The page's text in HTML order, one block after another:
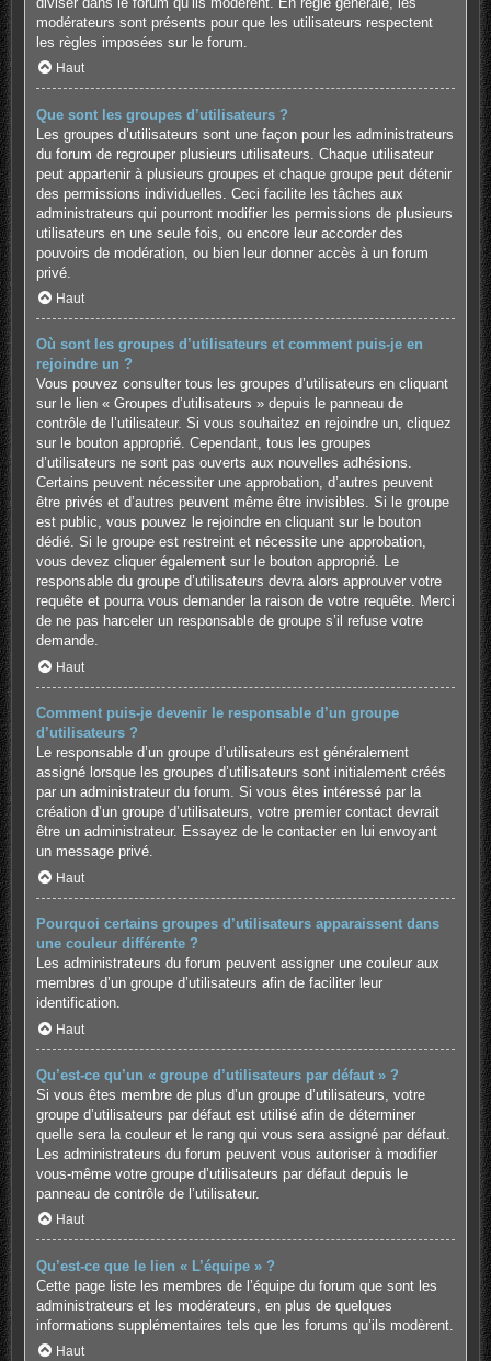
modérateurs sont présents pour que les utilisateurs respectent
les règles imposées sur le forum.
Haut
Que sont les groupes d’utilisateurs ?
Les groupes d’utilisateurs sont une façon pour les administrateurs
du forum de regrouper plusieurs utilisateurs. Chaque utilisateur
peut appartenir à plusieurs groupes et chaque groupe peut détenir
des permissions individuelles. Ceci facilite les tâches aux
administrateurs qui pourront modifier les permissions de plusieurs
utilisateurs en une seule fois, ou encore leur accorder des
pouvoirs de modération, ou bien leur donner accès à un forum
privé.
Haut
Où sont les groupes d’utilisateurs et comment puis-je en
rejoindre un ?
Vous pouvez consulter tous les groupes d’utilisateurs en cliquant
sur le lien « Groupes d’utilisateurs » depuis le panneau de
contrôle de l’utilisateur. Si vous souhaitez en rejoindre un, cliquez
sur le bouton approprié. Cependant, tous les groupes
d’utilisateurs ne sont pas ouverts aux nouvelles adhésions.
Certains peuvent nécessiter une approbation, d’autres peuvent
être privés et d’autres peuvent même être invisibles. Si le groupe
est public, vous pouvez le rejoindre en cliquant sur le bouton
dédié. Si le groupe est restreint et nécessite une approbation,
vous devez cliquer également sur le bouton approprié. Le
responsable du groupe d’utilisateurs devra alors approuver votre
requête et pourra vous demander la raison de votre requête. Merci
de ne pas harceler un responsable de groupe s’il refuse votre
demande.
Haut
Comment puis-je devenir le responsable d’un groupe
d’utilisateurs ?
Le responsable d’un groupe d’utilisateurs est généralement
assigné lorsque les groupes d’utilisateurs sont initialement créés
par un administrateur du forum. Si vous êtes intéressé par la
création d’un groupe d’utilisateurs, votre premier contact devrait
être un administrateur. Essayez de le contacter en lui envoyant
un message privé.
Haut
Pourquoi certains groupes d’utilisateurs apparaissent dans
une couleur différente ?
Les administrateurs du forum peuvent assigner une couleur aux
membres d’un groupe d’utilisateurs afin de faciliter leur
identification.
Haut
Qu’est-ce qu’un « groupe d’utilisateurs par défaut » ?
Si vous êtes membre de plus d’un groupe d’utilisateurs, votre
groupe d’utilisateurs par défaut est utilisé afin de déterminer
quelle sera la couleur et le rang qui vous sera assigné par défaut.
Les administrateurs du forum peuvent vous autoriser à modifier
vous-même votre groupe d’utilisateurs par défaut depuis le
panneau de contrôle de l’utilisateur.
Haut
Qu’est-ce que le lien « L’équipe » ?
Cette page liste les membres de l’équipe du forum que sont les
administrateurs et les modérateurs, en plus de quelques
informations supplémentaires tels que les forums qu’ils modèrent.
Haut